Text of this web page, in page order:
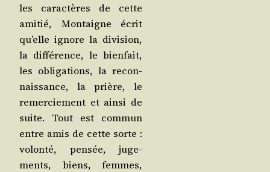
les carac­tères de cette
ami­tié, Mon­taigne écrit
qu’elle ignore la divi­sion,
la dif­fé­rence, le bien­fait,
les obli­ga­tions, la recon­
nais­sance, la prière, le
remer­cie­ment et ain­si de
suite. Tout est com­mun
entre amis de cette sorte :
volon­té, pen­sée, juge­
ments, biens, femmes,